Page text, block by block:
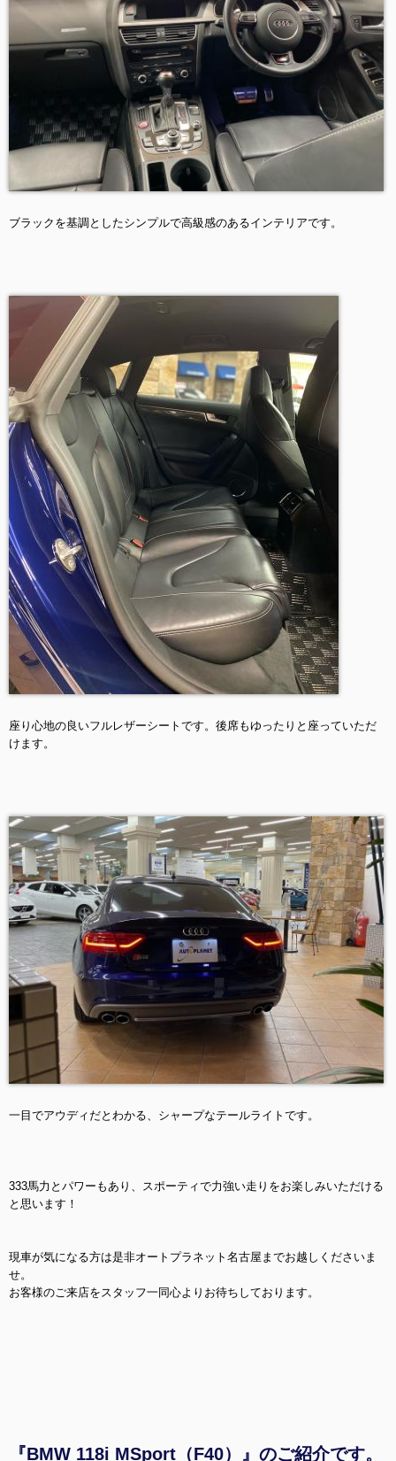
ブラックを基調としたシンプルで高級感のあるインテリアです。
座り心地の良いフルレザーシートです。後席もゆったりと座っていただ
けます。
一目でアウディだとわかる、シャープなテールライトです。
333馬力とパワーもあり、スポーティで力強い走りをお楽しみいただける
と思います！
現車が気になる方は是非オートプラネット名古屋までお越しくださいま
せ。
お客様のご来店をスタッフ一同心よりお待ちしております。
『BMW 118i MSport（F40）』のご紹介です。